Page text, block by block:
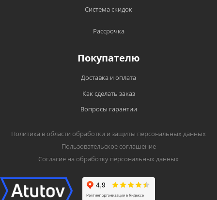
Система скидок
Рассрочка
Покупателю
Доставка и оплата
Как сделать заказ
Вопросы гарантии
Политика в области обработки и защиты персональных данных
Пользовательское соглашение
Согласие на обработку персональных данных